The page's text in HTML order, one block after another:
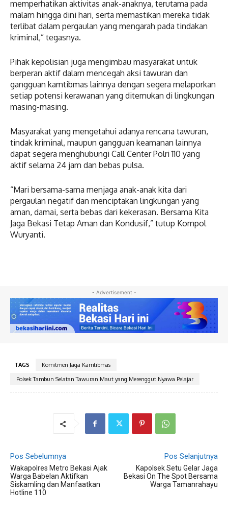
memperhatikan aktivitas anak-anaknya, terutama pada
malam hingga dini hari, serta memastikan mereka tidak
terlibat dalam pergaulan yang mengarah pada tindakan
kriminal,” tegasnya.
Pihak kepolisian juga mengimbau masyarakat untuk
berperan aktif dalam mencegah aksi tawuran dan
gangguan kamtibmas lainnya dengan segera melaporkan
setiap potensi kerawanan yang ditemukan di lingkungan
masing-masing.
Masyarakat yang mengetahui adanya rencana tawuran,
tindak kriminal, maupun gangguan keamanan lainnya
dapat segera menghubungi Call Center Polri 110 yang
aktif selama 24 jam dan bebas pulsa.
“Mari bersama-sama menjaga anak-anak kita dari
pergaulan negatif dan menciptakan lingkungan yang
aman, damai, serta bebas dari kekerasan. Bersama Kita
Jaga Bekasi Tetap Aman dan Kondusif,” tutup Kompol
Wuryanti.
- Advertisement -
TAGS
Komitmen Jaga Kamtibmas
Polsek Tambun Selatan Tawuran Maut yang Merenggut Nyawa Pelajar
Pos Sebelumnya
Wakapolres Metro Bekasi Ajak
Warga Babelan Aktifkan
Siskamling dan Manfaatkan
Hotline 110
Pos Selanjutnya
Kapolsek Setu Gelar Jaga
Bekasi On The Spot Bersama
Warga Tamanrahayu